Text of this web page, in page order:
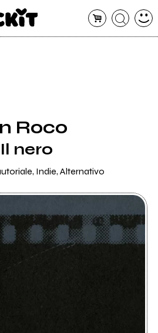
Roco
Il nero
Indie, Alternativo